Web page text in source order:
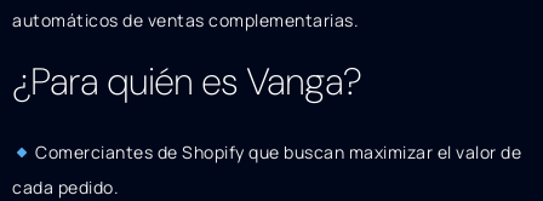
automáticos de ventas complementarias.
¿Para quién es Vanga?
Comerciantes de Shopify que buscan maximizar el valor de
cada pedido.